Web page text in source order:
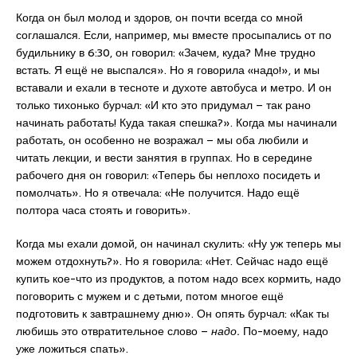
Когда он был молод и здоров, он почти всегда со мной
соглашался. Если, например, мы вместе просыпались от по
будильнику в 6:30, он говорил: «Зачем, куда? Мне трудно
встать. Я ещё не выспался». Но я говорила «надо!», и мы
вставали и ехали в тесноте и духоте автобуса и метро. И он
только тихонько бурчал: «И кто это придумал – так рано
начинать работать! Куда такая спешка?». Когда мы начинали
работать, он особенно не возражал – мы оба любили и
читать лекции, и вести занятия в группах. Но в середине
рабочего дня он говорил: «Теперь бы неплохо посидеть и
помолчать». Но я отвечала: «Не получится. Надо ещё
полтора часа стоять и говорить».
Когда мы ехали домой, он начинал скулить: «Ну уж теперь мы
можем отдохнуть?». Но я говорила: «Нет. Сейчас надо ещё
купить кое-что из продуктов, а потом надо всех кормить, надо
поговорить с мужем и с детьми, потом многое ещё
подготовить к завтрашнему дню». Он опять бурчал: «Как ты
любишь это отвратительное слово – надо. По-моему, надо
уже ложиться спать».